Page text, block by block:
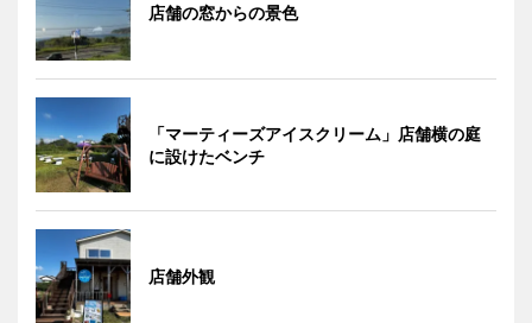
店舗の窓からの景色
「マーティーズアイスクリーム」店舗横の庭
に設けたベンチ
店舗外観